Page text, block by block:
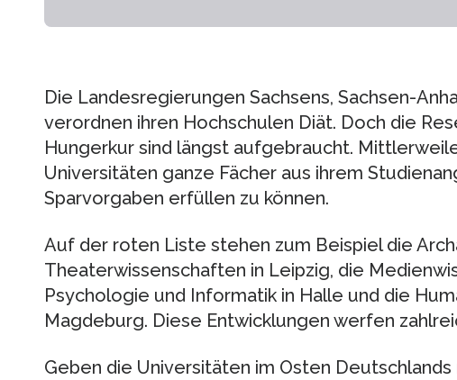
Die Landesregierungen Sachsens, Sachsen-
verordnen ihren Hochschulen Diät. Doch die
Hungerkur sind längst aufgebraucht.
Universitäten ganze Fächer aus ihrem
Sparvorgaben erfüllen zu können.
Auf der roten Liste stehen zum Beispiel die
Theaterwissenschaften in Leipzig, die
Psychologie und Informatik in Halle und die
Magdeburg. Diese Entwicklungen werfen
Geben die Universitäten im Osten Deutschlands